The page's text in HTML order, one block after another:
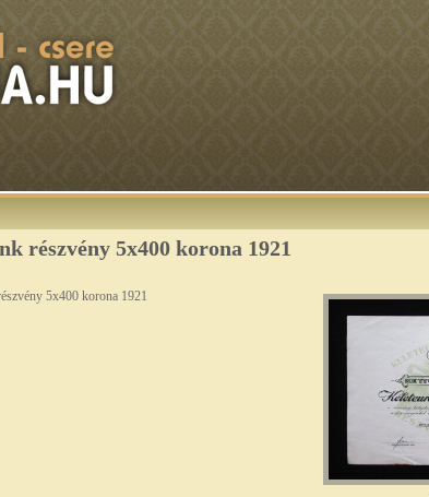
részvény 5x400 korona 1921
5x400 korona 1921